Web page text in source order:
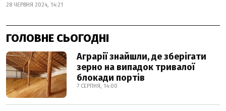
28 ЧЕРВНЯ 2024, 14:21
ГОЛОВНЕ СЬОГОДНІ
Аграрії знайшли, де зберігати
зерно на випадок тривалої
блокади портів
7 СЕРПНЯ, 14:00